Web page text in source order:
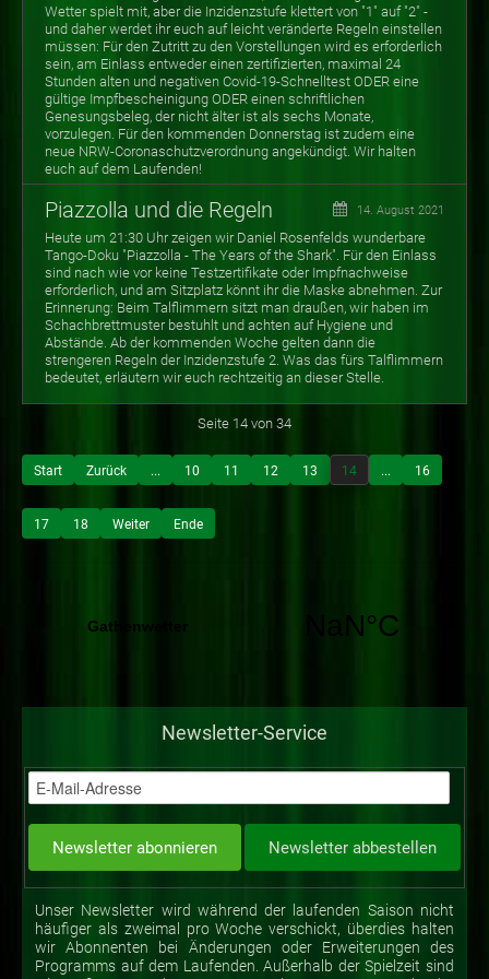
Wetter spielt mit, aber die Inzidenzstufe klettert von "1" auf "2" -
und daher werdet ihr euch auf leicht veränderte Regeln einstellen
müssen: Für den Zutritt zu den Vorstellungen wird es erforderlich
sein, am Einlass entweder einen zertifizierten, maximal 24
Stunden alten und negativen Covid-19-Schnelltest ODER eine
gültige Impfbescheinigung ODER einen schriftlichen
Genesungsbeleg, der nicht älter ist als sechs Monate,
vorzulegen. Für den kommenden Donnerstag ist zudem eine
neue NRW-Coronaschutzverordnung angekündigt. Wir halten
euch auf dem Laufenden!
Piazzolla und die Regeln 14. August 2021
Heute um 21:30 Uhr zeigen wir Daniel Rosenfelds wunderbare
Tango-Doku "Piazzolla - The Years of the Shark". Für den Einlass
sind nach wie vor keine Testzertifikate oder Impfnachweise
erforderlich, und am Sitzplatz könnt ihr die Maske abnehmen. Zur
Erinnerung: Beim Talflimmern sitzt man draußen, wir haben im
Schachbrettmuster bestuhlt und achten auf Hygiene und
Abstände. Ab der kommenden Woche gelten dann die
strengeren Regeln der Inzidenzstufe 2. Was das fürs Talflimmern
bedeutet, erläutern wir euch rechtzeitig an dieser Stelle.
Seite 14 von 34
Start Zurück ... 10 11 12 13 14 ... 16
17 18 Weiter Ende
Newsletter-Service
Unser Newsletter wird während der laufenden Saison nicht
häufiger als zweimal pro Woche verschickt, überdies halten
wir Abonnenten bei Änderungen oder Erweiterungen des
Programms auf dem Laufenden. Außerhalb der Spielzeit sind